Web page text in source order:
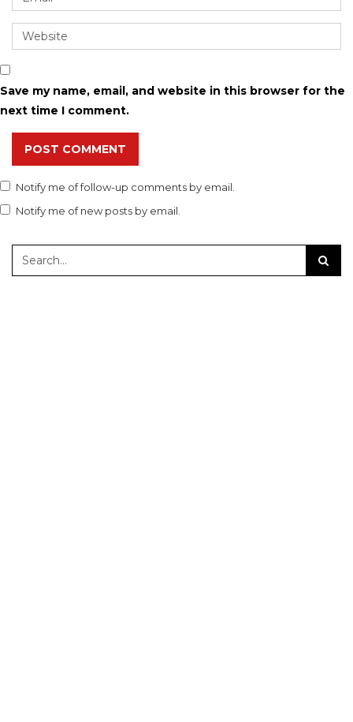
Save my name, email, and website in this browser for the
next time I comment.
POST COMMENT
Notify me of follow-up comments by email.
Notify me of new posts by email.